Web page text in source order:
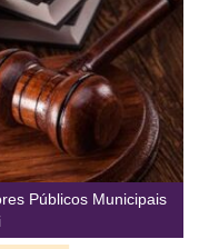
Públicos Municipais